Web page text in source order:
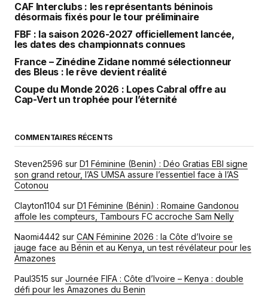
CAF Interclubs : les représentants béninois
désormais fixés pour le tour préliminaire
FBF : la saison 2026-2027 officiellement lancée,
les dates des championnats connues
France – Zinédine Zidane nommé sélectionneur
des Bleus : le rêve devient réalité
Coupe du Monde 2026 : Lopes Cabral offre au
Cap-Vert un trophée pour l’éternité
COMMENTAIRES RÉCENTS
Steven2596 sur D1 Féminine (Benin) : Déo Gratias EBI signe
son grand retour, l’AS UMSA assure l’essentiel face à l’AS
Cotonou
Clayton1104 sur D1 Féminine (Bénin) : Romaine Gandonou
affole les compteurs, Tambours FC accroche Sam Nelly
Naomi4442 sur CAN Féminine 2026 : la Côte d’Ivoire se
jauge face au Bénin et au Kenya, un test révélateur pour les
Amazones
Paul3515 sur Journée FIFA : Côte d’Ivoire – Kenya : double
défi pour les Amazones du Benin